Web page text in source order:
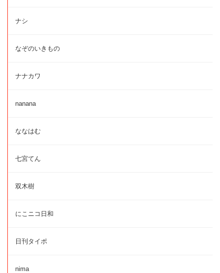
ナシ
なぞのいきもの
ナナカワ
nanana
ななはむ
七宮てん
双木樹
にこニコ日和
日刊タイポ
nima